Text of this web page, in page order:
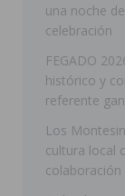
una noche
celebración
FEGADO
histórico y
referente
Los
cultura local
colaboración